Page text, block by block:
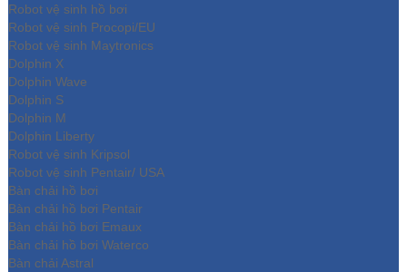
Robot vệ sinh hồ bơi
Robot vệ sinh Procopi/EU
Robot vệ sinh Maytronics
Dolphin X
Dolphin Wave
Dolphin S
Dolphin M
Dolphin Liberty
Robot vệ sinh Kripsol
Robot vệ sinh Pentair/ USA
Bàn chải hồ bơi
Bàn chải hồ bơi Pentair
Bàn chải hồ bơi Emaux
Bàn chải hồ bơi Waterco
Bàn chải Astral